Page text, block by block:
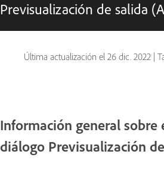
Previsualización de salida
Última actualización el 26 dic. 2022 |
Información general sobre
diálogo Previsualización